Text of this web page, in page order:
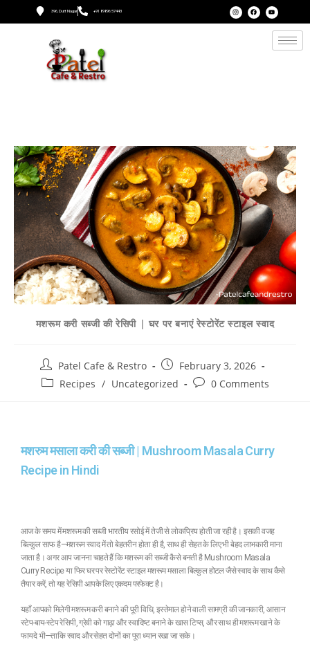
396, Dutt Nagar +91 89896 57443
मशरूम करी सब्जी की रेसिपी | घर पर बनाएं रेस्टोरेंट स्टाइल स्वाद
Patel Cafe & Restro
February 3, 2026
Recipes / Uncategorized 0 Comments
मशरुम मसाला करी की सब्जी | Mushroom Masala Curry
Recipe in Hindi
आज के समय में मशरूम की सब्जी भारतीय रसोई में तेजी से लोकप्रिय होती जा रही है। इसकी वजह
बिल्कुल साफ है—मशरूम स्वाद में तो बेहतरीन होता ही है, साथ ही सेहत के लिए भी बेहद लाभकारी माना
जाता है। अगर आप जानना चाहते हैं कि मशरूम की सब्जी कैसे बनती है Mushroom Masala
Curry Recipe या फिर घर पर रेस्टोरेंट स्टाइल मशरूम मसाला बिल्कुल होटल जैसे स्वाद के साथ कैसे
तैयार करें, तो यह रेसिपी आपके लिए एकदम परफेक्ट है।
यहाँ आपको मिलेगी मशरूम करी बनाने की पूरी विधि, इस्तेमाल होने वाली सामग्री की जानकारी, आसान
स्टेप-बाय-स्टेप रेसिपी, ग्रेवी को गाढ़ा और स्वादिष्ट बनाने के खास टिप्स, और साथ ही मशरूम खाने के
फायदे भी—ताकि स्वाद और सेहत दोनों का पूरा ध्यान रखा जा सके।